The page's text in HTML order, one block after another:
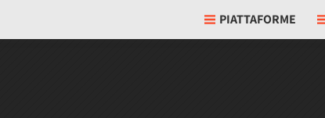
PIATTAFORME